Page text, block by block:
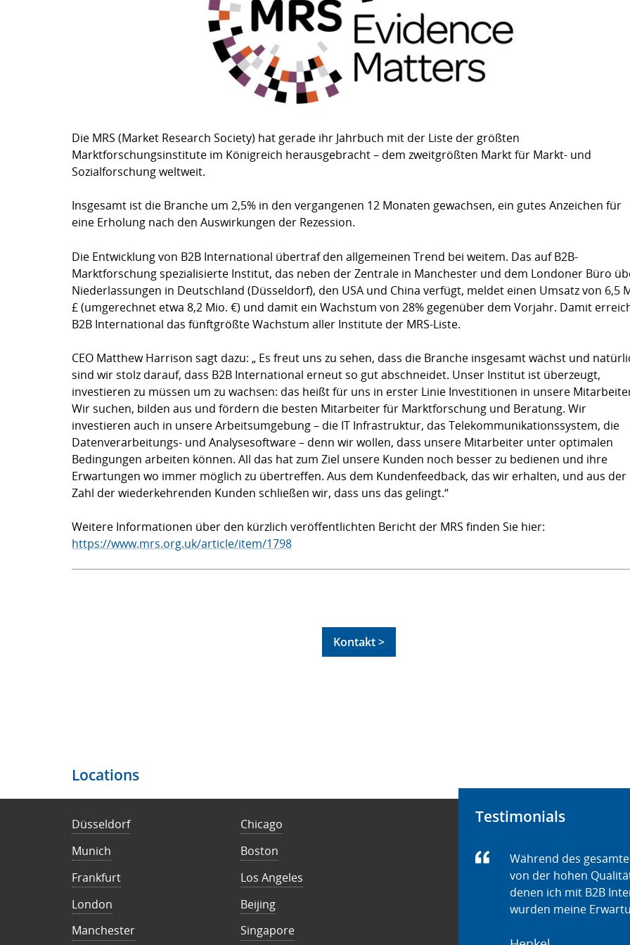
Die MRS (Market Research Society) hat gerade ihr Jahrbuch mit der Liste der größten
Marktforschungsinstitute im Königreich herausgebracht – dem zweitgrößten Markt für Markt- und
Sozialforschung weltweit.
Insgesamt ist die Branche um 2,5% in den vergangenen 12 Monaten gewachsen, ein gutes Anzeichen für
eine Erholung nach den Auswirkungen der Rezession.
Die Entwicklung von B2B International übertraf den allgemeinen Trend bei weitem. Das auf B2B-
Marktforschung spezialisierte Institut, das neben der Zentrale in Manchester und dem Londoner Büro
Niederlassungen in Deutschland (Düsseldorf), den USA und China verfügt, meldet einen Umsatz von 6,5
£ (umgerechnet etwa 8,2 Mio. €) und damit ein Wachstum von 28% gegenüber dem Vorjahr. Damit
B2B International das fünftgrößte Wachstum aller Institute der MRS-Liste.
CEO Matthew Harrison sagt dazu: „ Es freut uns zu sehen, dass die Branche insgesamt wächst und
sind wir stolz darauf, dass B2B International erneut so gut abschneidet. Unser Institut ist überzeugt,
investieren zu müssen um zu wachsen: das heißt für uns in erster Linie Investitionen in unsere
Wir suchen, bilden aus und fördern die besten Mitarbeiter für Marktforschung und Beratung. Wir
investieren auch in unsere Arbeitsumgebung – die IT Infrastruktur, das Telekommunikationssystem, die
Datenverarbeitungs- und Analysesoftware – denn wir wollen, dass unsere Mitarbeiter unter optimalen
Bedingungen arbeiten können. All das hat zum Ziel unsere Kunden noch besser zu bedienen und ihre
Erwartungen wo immer möglich zu übertreffen. Aus dem Kundenfeedback, das wir erhalten, und aus der
Zahl der wiederkehrenden Kunden schließen wir, dass uns das gelingt.“
Weitere Informationen über den kürzlich veröffentlichten Bericht der MRS finden Sie hier:
https://www.mrs.org.uk/article/item/1798
Kontakt >
Locations
Düsseldorf
Munich
Frankfurt
London
Manchester
Chicago
Boston
Los Angeles
Beijing
Singapore
Testimonials
Während des
von der hohen
denen ich mit B2B
wurden meine